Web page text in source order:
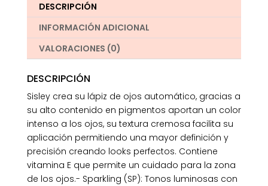
DESCRIPCIÓN
INFORMACIÓN ADICIONAL
VALORACIONES (0)
DESCRIPCIÓN
Sisley crea su lápiz de ojos automático, gracias a
su alto contenido en pigmentos aportan un color
intenso a los ojos, su textura cremosa facilita su
aplicación permitiendo una mayor definición y
precisión creando looks perfectos. Contiene
vitamina E que permite un cuidado para la zona
de los ojos.- Sparkling (SP): Tonos luminosas con